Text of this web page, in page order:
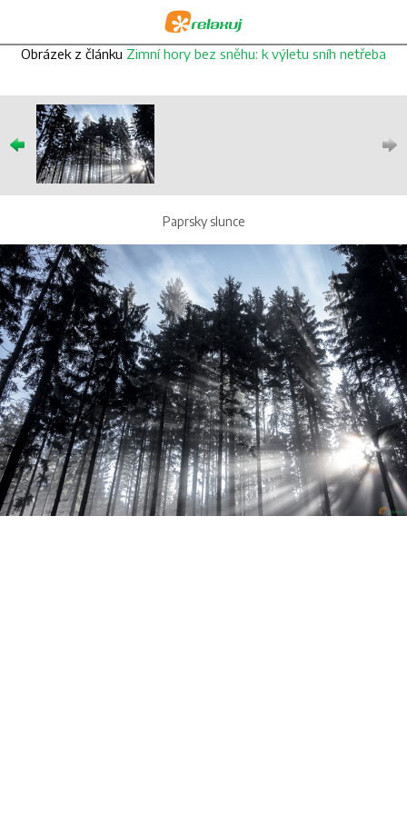
Obrázek z článku Zimní hory bez sněhu: k výletu sníh netřeba
Paprsky slunce